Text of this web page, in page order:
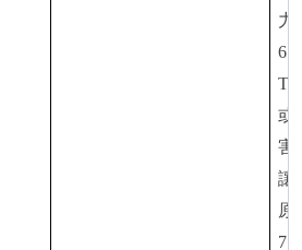
力
6.
或
害
讓
原
7.